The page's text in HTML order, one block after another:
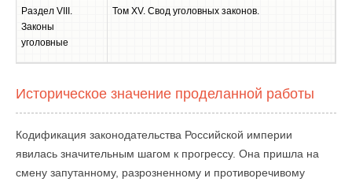
Раздел VIII.
Законы
уголовные
Том XV. Свод уголовных законов.
Историческое значение проделанной работы
Кодификация законодательства Российской империи
явилась значительным шагом к прогрессу. Она пришла на
смену запутанному, разрозненному и противоречивому